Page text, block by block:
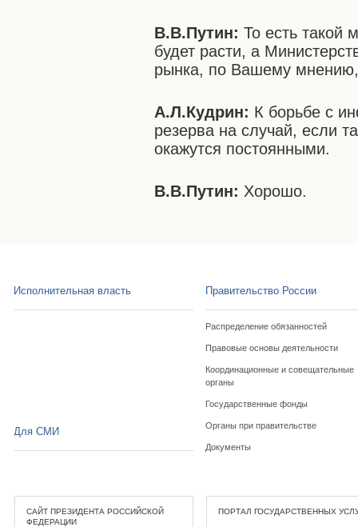
В.В.Путин: То есть такой
будет расти, а
рынка, по Вашему
А.Л.Кудрин: К борьбе с
резерва на случай, если
окажутся постоянными.
В.В.Путин: Хорошо.
Исполнительная власть Правительство России
Распределение обязанностей
Правовые основы деятельности
Координационные и совещательные
органы
Государственные фонды
Органы при правительстве
Документы
Для СМИ
САЙТ ПРЕЗИДЕНТА РОССИЙСКОЙ
ФЕДЕРАЦИИ
ПОРТАЛ ГОСУДАРСТВЕННЫХ